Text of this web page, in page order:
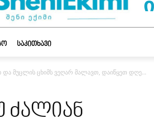
ᲡᲐᲙᲘᲗᲮᲐᲕᲘ
და მუცლის ცხიმს ვეღარ მალავთ, დაიწყეთ დღე...
ძალიან